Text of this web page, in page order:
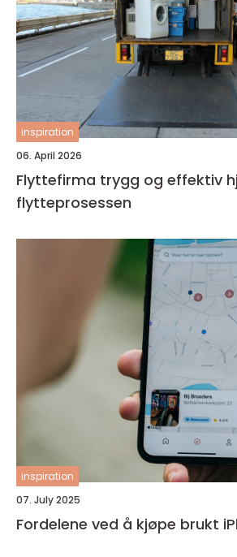
inspiration
06. April 2026
Flyttefirma trygg og effektiv hjelp gjennom
flytteprosessen
inspiration
07. July 2025
Fordelene ved å kjøpe brukt